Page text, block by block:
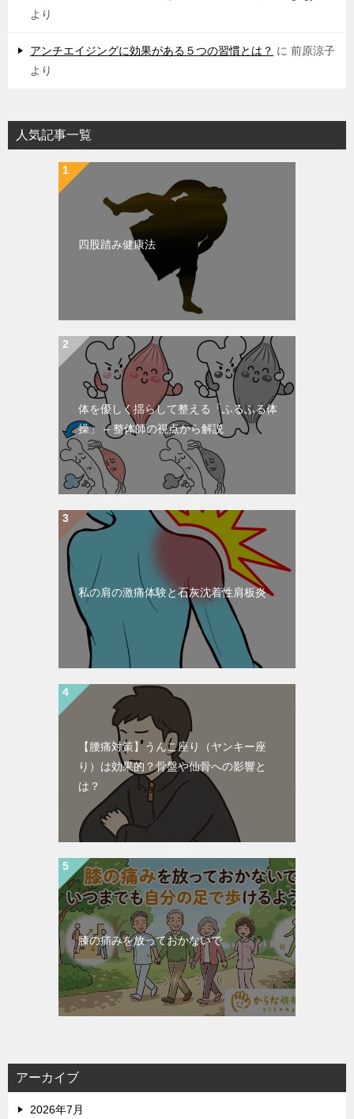
より
アンチエイジングに効果がある５つの習慣とは？ に 前原涼子
より
人気記事一覧
四股踏み健康法
体を優しく揺らして整える「ふるふる体
操」 – 整体師の視点から解説
私の肩の激痛体験と石灰沈着性肩板炎
【腰痛対策】うんこ座り（ヤンキー座
り）は効果的？骨盤や仙骨への影響と
は？
膝の痛みを放っておかないで
アーカイブ
2026年7月